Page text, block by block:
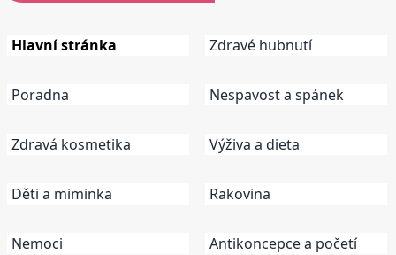
Hlavní stránka
Poradna
Zdravá kosmetika
Děti a miminka
Nemoci
Zdravé hubnutí
Nespavost a spánek
Výživa a dieta
Rakovina
Antikoncepce a početí